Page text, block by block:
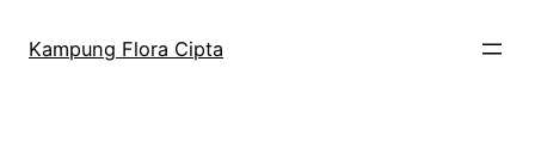
Kampung Flora Cipta